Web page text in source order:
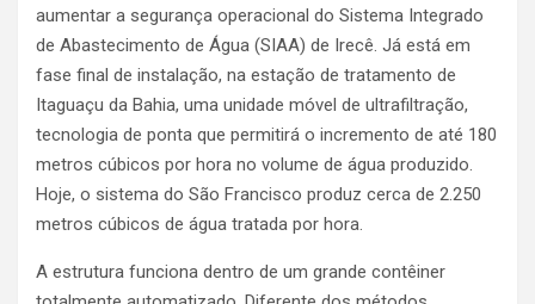
aumentar a segurança operacional do Sistema Integrado
de Abastecimento de Água (SIAA) de Irecê. Já está em
fase final de instalação, na estação de tratamento de
Itaguaçu da Bahia, uma unidade móvel de ultrafiltração,
tecnologia de ponta que permitirá o incremento de até 180
metros cúbicos por hora no volume de água produzido.
Hoje, o sistema do São Francisco produz cerca de 2.250
metros cúbicos de água tratada por hora.
A estrutura funciona dentro de um grande contêiner